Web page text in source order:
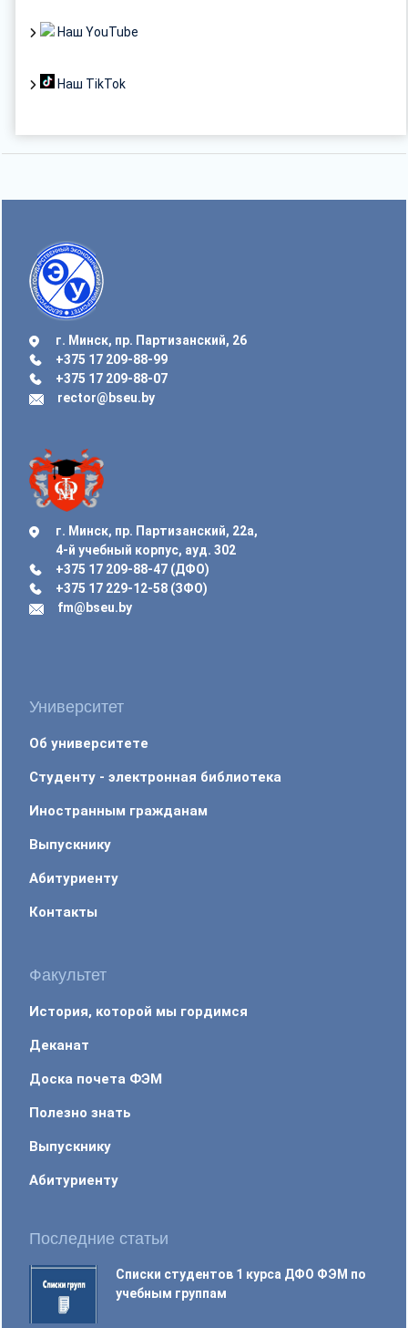
Наш YouTube
Наш TikTok
г. Минск, пр. Партизанский, 26
+375 17 209-88-99
+375 17 209-88-07
rector@bseu.by
г. Минск, пр. Партизанский, 22а,
4-й учебный корпус, ауд. 302
+375 17 209-88-47 (ДФО)
+375 17 229-12-58 (ЗФО)
fm@bseu.by
Университет
Об университете
Студенту - электронная библиотека
Иностранным гражданам
Выпускнику
Абитуриенту
Контакты
Факультет
История, которой мы гордимся
Деканат
Доска почета ФЭМ
Полезно знать
Выпускнику
Абитуриенту
Последние статьи
Списки студентов 1 курса ДФО ФЭМ по
учебным группам